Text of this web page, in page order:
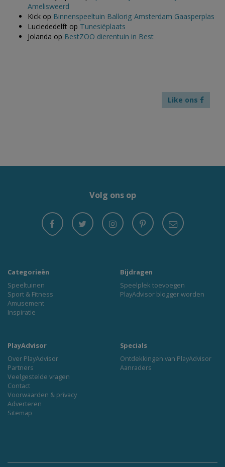
Amelisweerd
Kick op Binnenspeeltuin Ballorig Amsterdam Gaasperplas
Luciededelft op Tunesiëplaats
Jolanda op BestZOO dierentuin in Best
Like ons
Volg ons op
Categorieën
Speeltuinen
Sport & Fitness
Amusement
Inspiratie
Bijdragen
Speelplek toevoegen
PlayAdvisor blogger worden
PlayAdvisor
Over PlayAdvisor
Partners
Veelgestelde vragen
Contact
Voorwaarden & privacy
Adverteren
Sitemap
Specials
Ontdekkingen van PlayAdvisor
Aanraders